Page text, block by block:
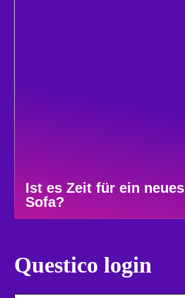
Ist es Zeit für ein neues
Sofa?
Questico login